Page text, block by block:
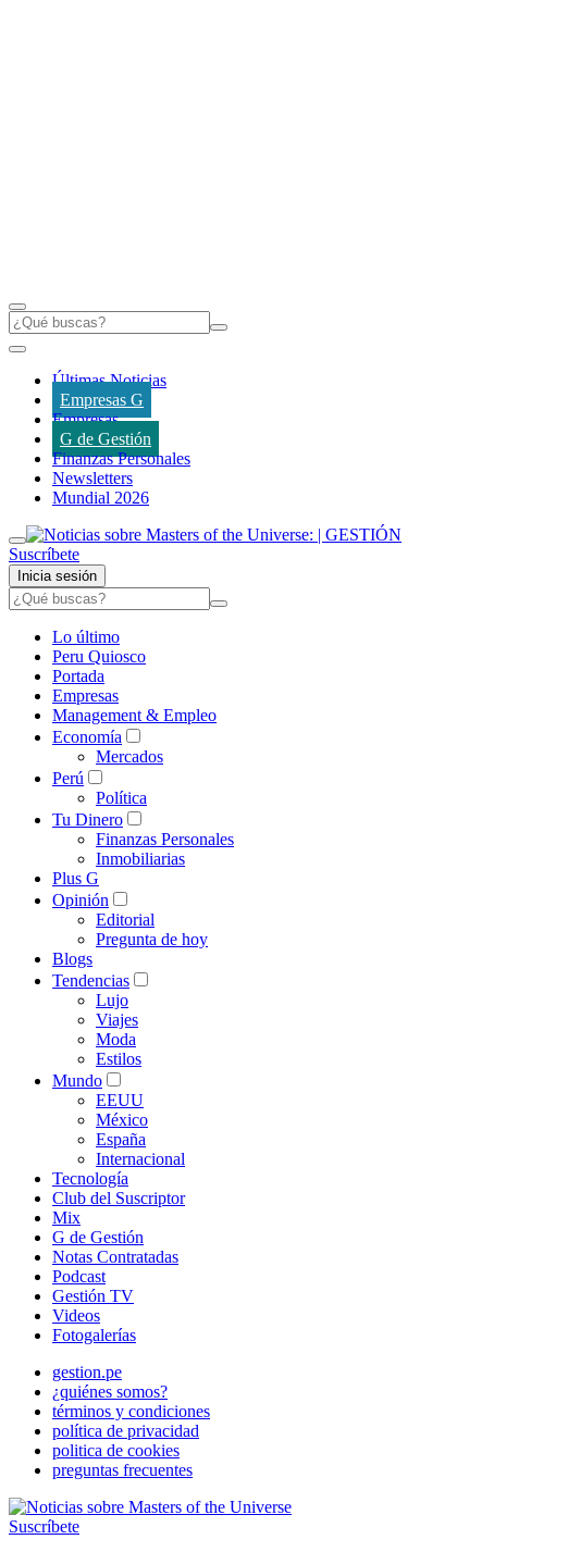
Últimas Noticias
Empresas G
Empresas
G de Gestión
Finanzas Personales
Newsletters
Mundial 2026
Suscríbete
Inicia sesión
Lo último
Peru Quiosco
Portada
Empresas
Management & Empleo
Economía
Mercados
Perú
Política
Tu Dinero
Finanzas Personales
Inmobiliarias
Plus G
Opinión
Editorial
Pregunta de hoy
Blogs
Tendencias
Lujo
Viajes
Moda
Estilos
Mundo
EEUU
México
España
Internacional
Tecnología
Club del Suscriptor
Mix
G de Gestión
Notas Contratadas
Podcast
Gestión TV
Videos
Fotogalerías
gestion.pe
¿quiénes somos?
términos y condiciones
política de privacidad
politica de cookies
preguntas frecuentes
Suscríbete